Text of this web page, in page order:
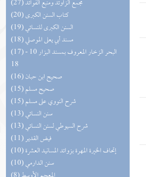
(27) مجمع الزاوئد ومنبع الفوائد
(20) كتاب السنن الكبرى
(19) السنن الكبرى للنسائي
(18) مسند أبي يعلى الموصلي
(17) البحر الزخار المعروف بمسند البزار 10 -
18
(16) صحيح ابن حبان
(15) صحيح مسلم
(15) شرح النووي على مسلم
(13) سنن النسائي
(13) شرح السيوطي لسنن النسائي
(11) فيض القدير
(10) إتحاف الخيرة المهرة بزوائد المسانيد العشرة
(10) سنن الدارمي